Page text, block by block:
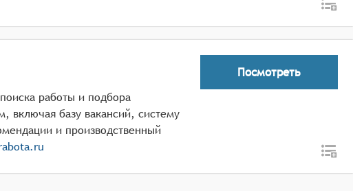
работы и подбора
включая базу вакансий, систему
и производственный
Посмотреть